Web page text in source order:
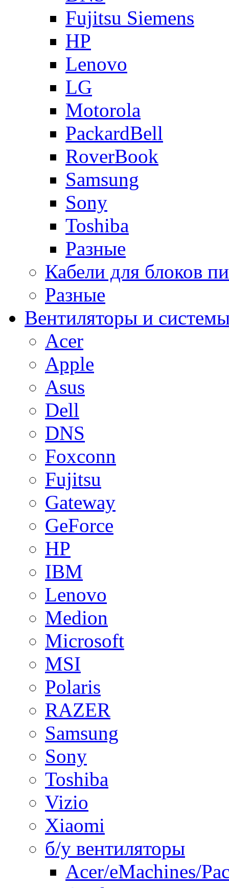
Fujitsu Siemens
HP
Lenovo
LG
Motorola
PackardBell
RoverBook
Samsung
Sony
Toshiba
Разные
Кабели для блоков
Разные
Вентиляторы и
Acer
Apple
Asus
Dell
DNS
Foxconn
Fujitsu
Gateway
GeForce
HP
IBM
Lenovo
Medion
Microsoft
MSI
Polaris
RAZER
Samsung
Sony
Toshiba
Vizio
Xiaomi
б/у вентиляторы
Acer/eMachines/